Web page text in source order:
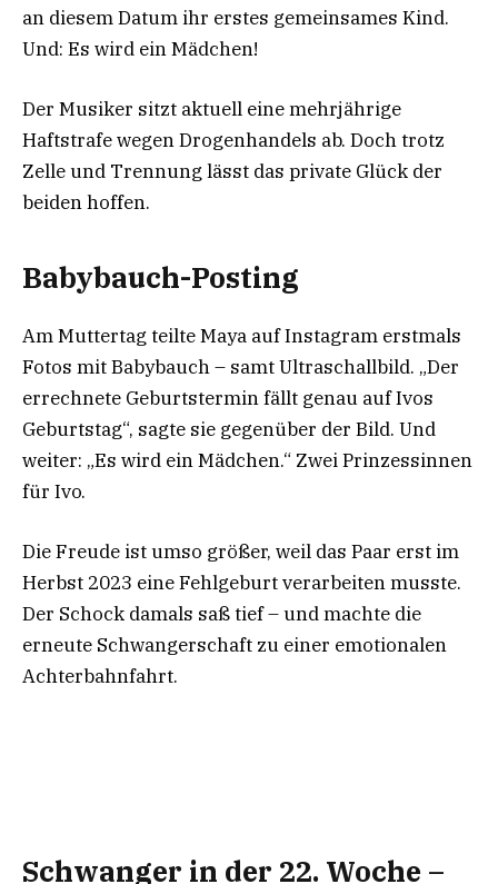
an diesem Datum ihr erstes gemeinsames Kind.
Und: Es wird ein Mädchen!
Der Musiker sitzt aktuell eine mehrjährige
Haftstrafe wegen Drogenhandels ab. Doch trotz
Zelle und Trennung lässt das private Glück der
beiden hoffen.
Babybauch-Posting
Am Muttertag teilte Maya auf Instagram erstmals
Fotos mit Babybauch – samt Ultraschallbild. „Der
errechnete Geburtstermin fällt genau auf Ivos
Geburtstag“, sagte sie gegenüber der Bild. Und
weiter: „Es wird ein Mädchen.“ Zwei Prinzessinnen
für Ivo.
Die Freude ist umso größer, weil das Paar erst im
Herbst 2023 eine Fehlgeburt verarbeiten musste.
Der Schock damals saß tief – und machte die
erneute Schwangerschaft zu einer emotionalen
Achterbahnfahrt.
Schwanger in der 22. Woche –